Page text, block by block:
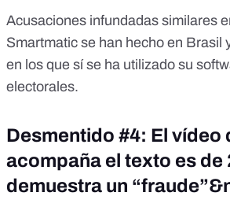
Acusaciones infundadas similares
Smartmatic se han hecho en Brasil
en los que sí se ha utilizado su
electorales.
Desmentido #4: El vídeo
acompaña el texto es de
demuestra un